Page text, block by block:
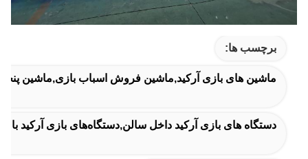
برچسب ها:
ماشین های بازی آرکید,ماشین فروش اسباب بازی,ماشين
دستگاه های بازی آرکید داخل سالن,دستگاه‌های بازی آرکید